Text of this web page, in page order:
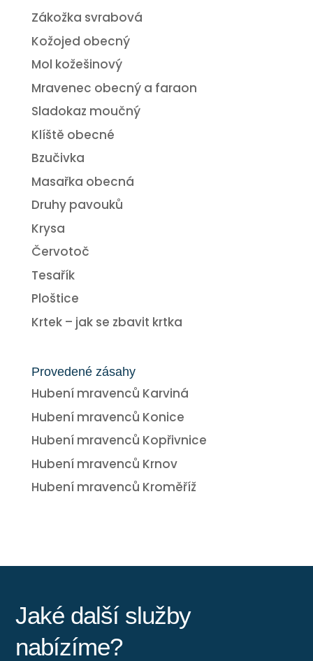
Zákožka svrabová
Kožojed obecný
Mol kožešinový
Mravenec obecný a faraon
Sladokaz moučný
Klíště obecné
Bzučivka
Masařka obecná
Druhy pavouků
Krysa
Červotoč
Tesařík
Ploštice
Krtek – jak se zbavit krtka
Provedené zásahy
Hubení mravenců Karviná
Hubení mravenců Konice
Hubení mravenců Kopřivnice
Hubení mravenců Krnov
Hubení mravenců Kroměříž
Jaké další služby
nabízíme?